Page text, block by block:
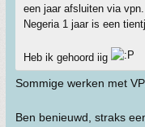
een jaar afsluiten via vpn.
Negeria 1 jaar is een
Heb ik gehoord iig
Sommige werken met
Ben benieuwd, straks